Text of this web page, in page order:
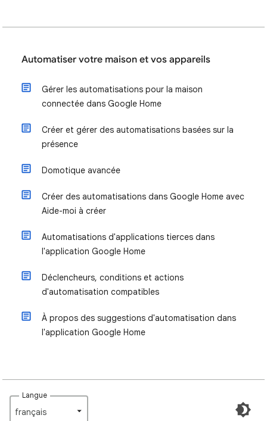
Automatiser votre maison et vos appareils
Gérer les automatisations pour la maison
connectée dans Google Home
Créer et gérer des automatisations basées sur la
présence
Domotique avancée
Créer des automatisations dans Google Home avec
Aide-moi à créer
Automatisations d'applications tierces dans
l'application Google Home
Déclencheurs, conditions et actions
d'automatisation compatibles
À propos des suggestions d'automatisation dans
l'application Google Home
Langue
français‎